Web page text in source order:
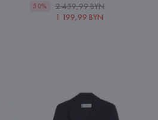
50%
2 459,99 BYN
1 199,99 BYN